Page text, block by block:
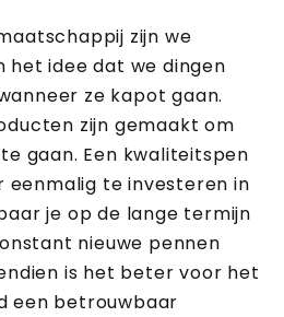
zijn we
het idee dat we dingen
ze kapot gaan.
zijn gemaakt om
gaan. Een kwaliteitspen
eenmalig te investeren in
je op de lange termijn
nieuwe pennen
is het beter voor het
een betrouwbaar